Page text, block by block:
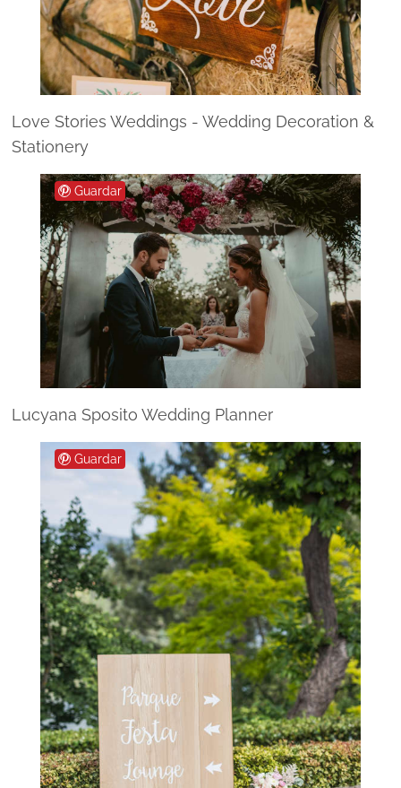
Love Stories Weddings - Wedding Decoration &
Stationery
Guardar
Lucyana Sposito Wedding Planner
Guardar